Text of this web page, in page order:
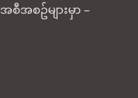
စီအစဥ်များမှာ –